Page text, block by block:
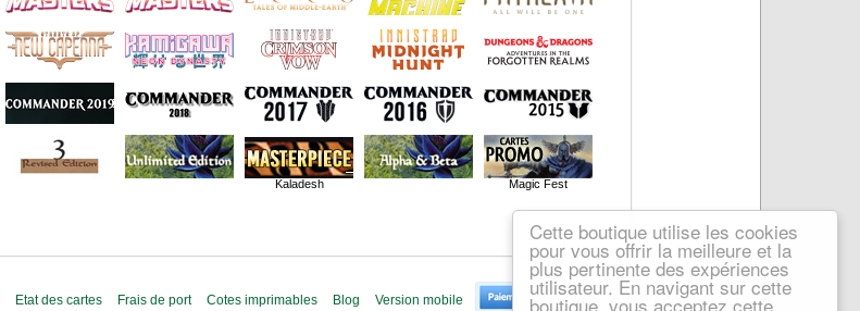
Cette boutique utilise les cookies
pour vous offrir la meilleure et la
plus pertinente des expériences
utilisateur. En navigant sur cette
boutique, vous acceptez cette
Kaladesh Magic Fest
Etat des cartes Frais de port Cotes imprimables Blog Version mobile